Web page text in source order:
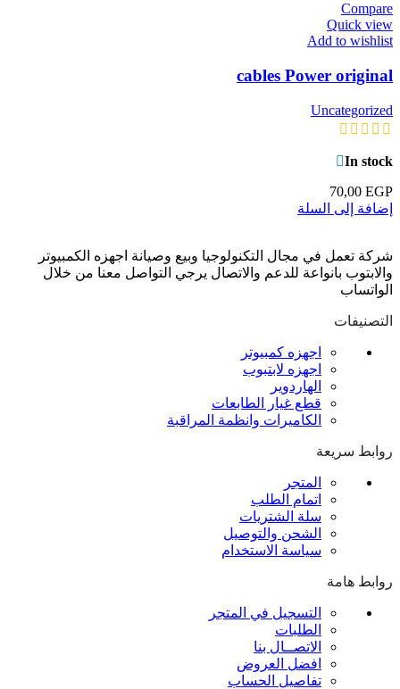
Compare
Quick view
Add to wishlist
cables Power original
Uncategorized
In stock
70,00 EGP
إضافة إلى السلة
شركة تعمل في مجال التكنولوجيا وبيع وصيانة اجهزه الكمبيوتر
والابتوب بانواعة للدعم والاتصال يرجي التواصل معنا من خلال
الواتساب
التصنيفات
اجهزه كمبيوتر
اجهزه لابتبوب
الهاردوير
قطع غيار الطابعات
الكاميرات وانظمة المراقبة
روابط سريعة
المتجر
اتمام الطلب
سلة الشتريات
الشحن والتوصيل
سياسة الاستخدام
روابط هامة
التسجيل في المتجر
الطلبات
الاتصــال بنا
افضل العروض
تفاصيل الحساب